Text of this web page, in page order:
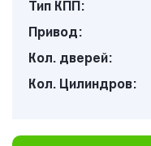
Тип КПП:
Привод:
Кол. дверей:
Кол. Цилиндров: